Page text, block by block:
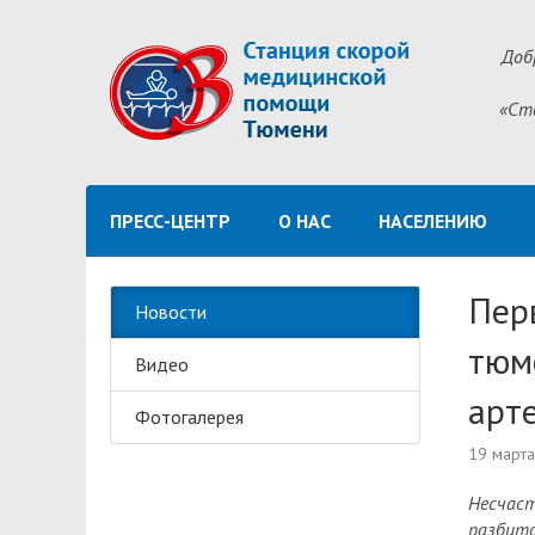
ПРЕСС-ЦЕНТР О НАС НАСЕЛЕНИЮ
Новости
Видео
Фотогалерея
19